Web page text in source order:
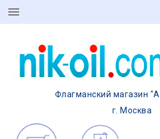
Флагманский магазин
г. Москва